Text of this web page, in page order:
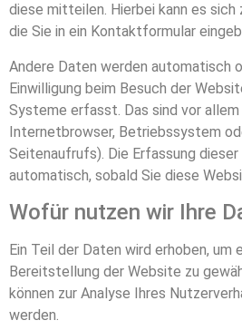
diese mitteilen. Hierbei kann es sich
die Sie in ein Kontaktformular
Andere Daten werden automatisch
Einwilligung beim Besuch der
Systeme erfasst. Das sind vor allem
Internetbrowser, Betriebssystem
Seitenaufrufs). Die Erfassung
automatisch, sobald Sie diese
Wofür nutzen wir Ihre
Ein Teil der Daten wird erhoben, um
Bereitstellung der Website zu
können zur Analyse Ihres
werden.